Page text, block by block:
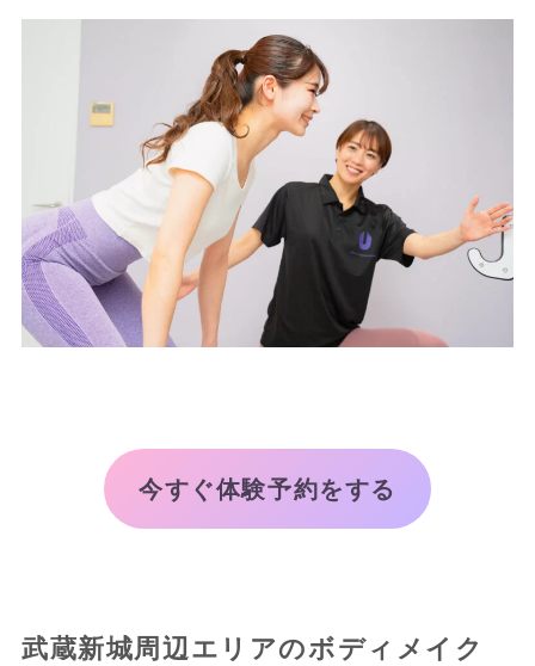
今すぐ体験予約をする
武蔵新城周辺エリアのボディメイク